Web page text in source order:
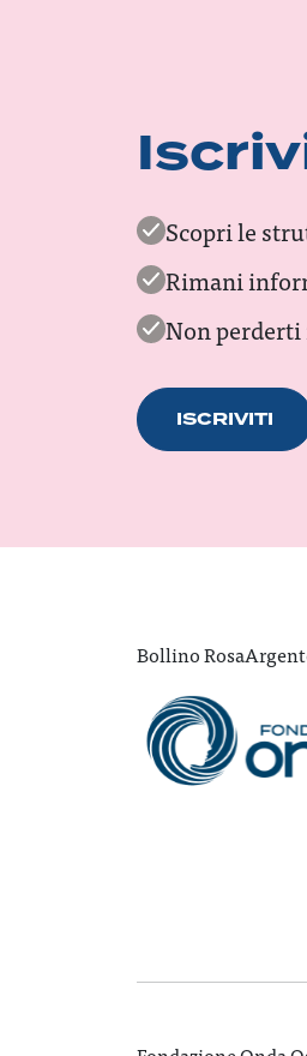
Scopri le
Rimani
Non
ISCRIVITI
Bollino